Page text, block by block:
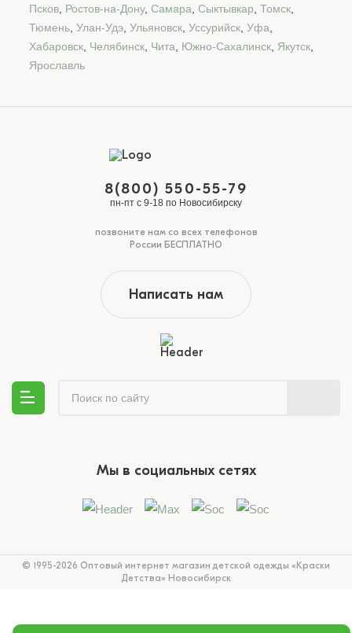
Псков Ростов-на-Дону, Самара Сыктывкар Томск
Тюмень Улан-Удэ Ульяновск Уссурийск Уфа
Хабаровск Челябинск Чита Южно-Сахалинск Якутск
Ярославль
8(800) 550-55-79
пн-пт с 9-18 по Новосибирску
позвоните нам со всех телефонов
России БЕСПЛАТНО
Написать нам
Мы в социальных сетях
© 1995-2026 Оптовый интернет магазин детской одежды «Краски
Детства» Новосибирск